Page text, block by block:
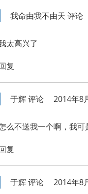
我命由我不由天 评论
太高兴了
复
于辉 评论 2014年8
么不送我一个啊，我
复
于辉 评论 2014年8